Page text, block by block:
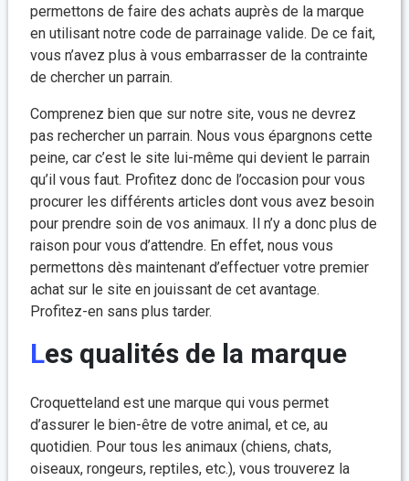
permettons de faire des achats auprès de la marque
en utilisant notre code de parrainage valide. De ce fait,
vous n’avez plus à vous embarrasser de la contrainte
de chercher un parrain.
Comprenez bien que sur notre site, vous ne devrez
pas rechercher un parrain. Nous vous épargnons cette
peine, car c’est le site lui-même qui devient le parrain
qu’il vous faut. Profitez donc de l’occasion pour vous
procurer les différents articles dont vous avez besoin
pour prendre soin de vos animaux. Il n’y a donc plus de
raison pour vous d’attendre. En effet, nous vous
permettons dès maintenant d’effectuer votre premier
achat sur le site en jouissant de cet avantage.
Profitez-en sans plus tarder.
Les qualités de la marque
Croquetteland est une marque qui vous permet
d’assurer le bien-être de votre animal, et ce, au
quotidien. Pour tous les animaux (chiens, chats,
oiseaux, rongeurs, reptiles, etc.), vous trouverez la